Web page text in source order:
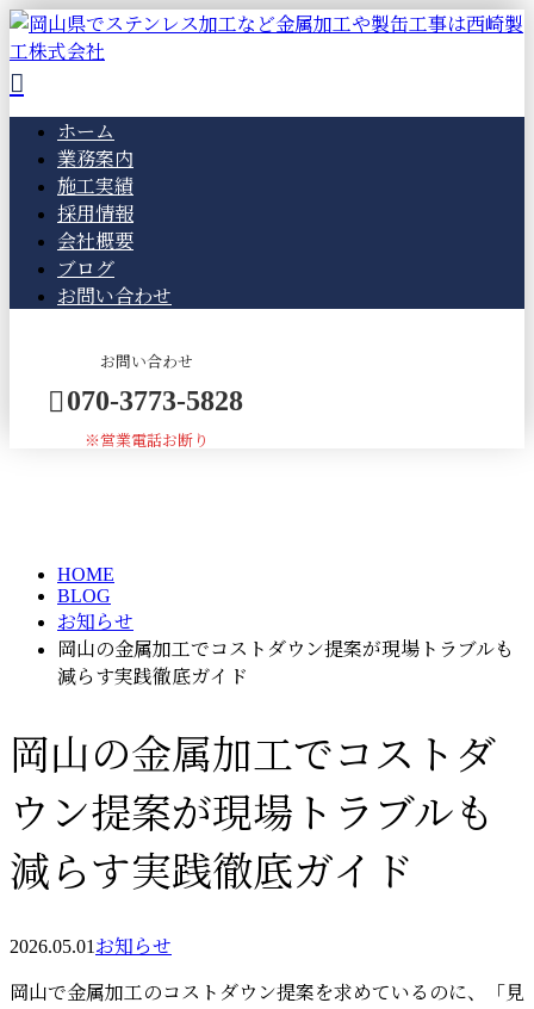
ホーム
業務案内
施工実績
採用情報
会社概要
ブログ
お問い合わせ
お問い合わせ
070-3773-5828
※営業電話お断り
HOME
BLOG
お知らせ
岡山の金属加工でコストダウン提案が現場トラブルも
減らす実践徹底ガイド
岡山の金属加工でコストダ
ウン提案が現場トラブルも
減らす実践徹底ガイド
2026.05.01お知らせ
岡山で金属加工のコストダウン提案を求めているのに、「見